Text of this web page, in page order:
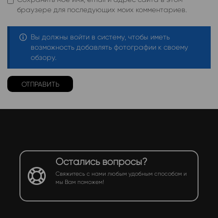
браузере для последующих моих комментариев.
Вы должны войти в систему, чтобы иметь
возможность добавлять фотографии к своему
обзору.
Остались вопросы?
Свяжитесь с нами любым удобным способом и
мы Вам поможем!